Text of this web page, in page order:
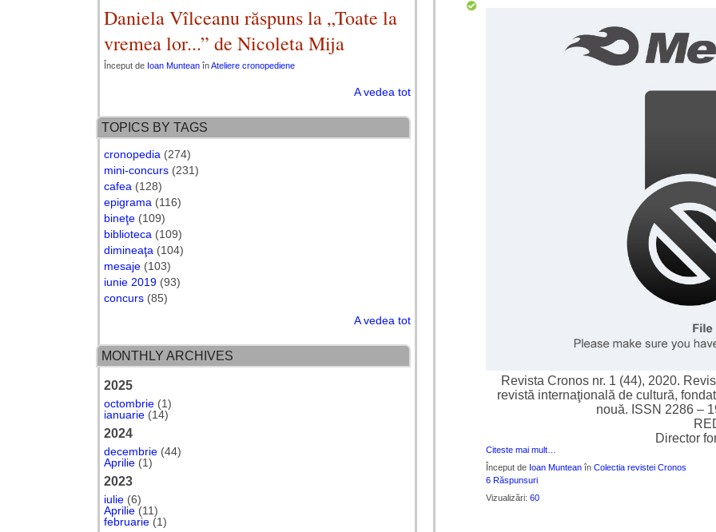
Revista Cronos nr. 1 (44), 2020.
revistă internaţională de cultură,
nouă. ISSN 2286 –
Director
Citeste mai mult…
Început de Ioan Muntean în Colectia revistei Cronos
6 Răspunsuri
Vizualizări: 60
Daniela Vîlceanu răspuns la „Toate la
vremea lor...” de Nicoleta Mija
Început de Ioan Muntean înAteliere cronopediene
A vedea tot
TOPICS BY TAGS
cronopedia (274)
mini-concurs (231)
cafea (128)
epigrama (116)
bineţe (109)
biblioteca (109)
dimineaţa (104)
mesaje (103)
iunie 2019 (93)
concurs (85)
A vedea tot
MONTHLY ARCHIVES
2025
octombrie (1)
ianuarie (14)
2024
decembrie (44)
Aprilie (1)
2023
iulie (6)
Aprilie (11)
februarie (1)